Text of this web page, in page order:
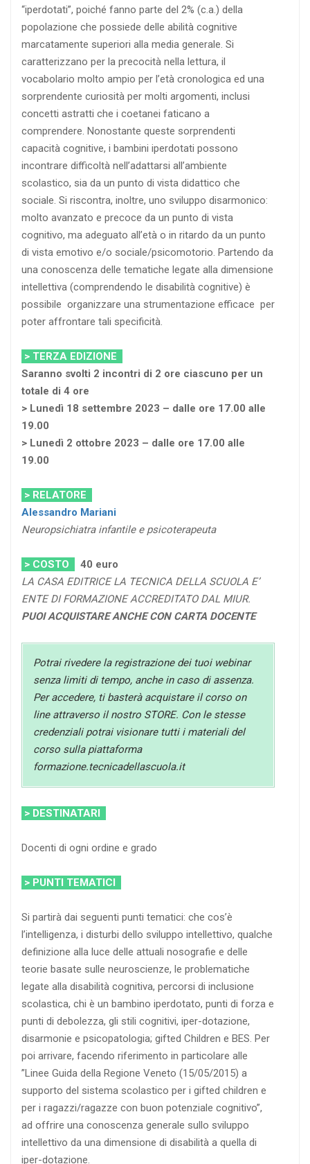
“iperdotati”, poiché fanno parte del 2% (c.a.) della
popolazione che possiede delle abilità cognitive
marcatamente superiori alla media generale. Si
caratterizzano per la precocità nella lettura, il
vocabolario molto ampio per l’età cronologica ed una
sorprendente curiosità per molti argomenti, inclusi
concetti astratti che i coetanei faticano a
comprendere. Nonostante queste sorprendenti
capacità cognitive, i bambini iperdotati possono
incontrare difficoltà nell’adattarsi all’ambiente
scolastico, sia da un punto di vista didattico che
sociale. Si riscontra, inoltre, uno sviluppo disarmonico:
molto avanzato e precoce da un punto di vista
cognitivo, ma adeguato all’età o in ritardo da un punto
di vista emotivo e/o sociale/psicomotorio. Partendo da
una conoscenza delle tematiche legate alla dimensione
intellettiva (comprendendo le disabilità cognitive) è
possibile organizzare una strumentazione efficace per
poter affrontare tali specificità.
> TERZA EDIZIONE
Saranno svolti 2 incontri di 2 ore ciascuno per un
totale di 4 ore
> Lunedì 18 settembre 2023 – dalle ore 17.00 alle
19.00
> Lunedì 2 ottobre 2023 – dalle ore 17.00 alle
19.00
> RELATORE
Alessandro Mariani
Neuropsichiatra infantile e psicoterapeuta
> COSTO
40 euro
LA CASA EDITRICE LA TECNICA DELLA SCUOLA E’
ENTE DI FORMAZIONE ACCREDITATO DAL MIUR.
PUOI ACQUISTARE ANCHE CON CARTA DOCENTE
Potrai rivedere la registrazione dei tuoi webinar
senza limiti di tempo, anche in caso di assenza.
Per accedere, ti basterà acquistare il corso on
line attraverso il nostro STORE. Con le stesse
credenziali potrai visionare tutti i materiali del
corso sulla piattaforma
formazione.tecnicadellascuola.it
> DESTINATARI
Docenti di ogni ordine e grado
> PUNTI TEMATICI
Si partirà dai seguenti punti tematici: che cos’è
l’intelligenza, i disturbi dello sviluppo intellettivo, qualche
definizione alla luce delle attuali nosografie e delle
teorie basate sulle neuroscienze, le problematiche
legate alla disabilità cognitiva, percorsi di inclusione
scolastica, chi è un bambino iperdotato, punti di forza e
punti di debolezza, gli stili cognitivi, iper-dotazione,
disarmonie e psicopatologia; gifted Children e BES. Per
poi arrivare, facendo riferimento in particolare alle
”Linee Guida della Regione Veneto (15/05/2015) a
supporto del sistema scolastico per i gifted children e
per i ragazzi/ragazze con buon potenziale cognitivo”,
ad offrire una conoscenza generale sullo sviluppo
intellettivo da una dimensione di disabilità a quella di
iper-dotazione.